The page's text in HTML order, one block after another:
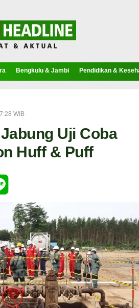
Bengkulu & Jambi Pendidikan &
WIB
Uji Coba
Huff & Puff